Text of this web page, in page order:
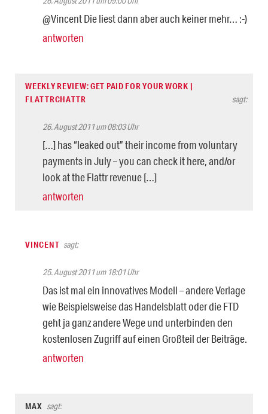
@Vincent Die liest dann aber auch keiner mehr… :-)
antworten
WEEKLY REVIEW: GET PAID FOR YOUR WORK |
FLATTRCHATTR
sagt:
26. August 2011 um 08:03 Uhr
[…] has “leaked out” their income from voluntary
payments in July – you can check it here, and/or
look at the Flattr revenue […]
antworten
VINCENT sagt:
25. August 2011 um 18:01 Uhr
Das ist mal ein innovatives Modell – andere Verlage
wie Beispielsweise das Handelsblatt oder die FTD
geht ja ganz andere Wege und unterbinden den
kostenlosen Zugriff auf einen Großteil der Beiträge.
antworten
MAX sagt: